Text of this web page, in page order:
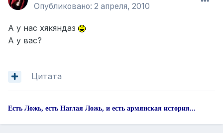
Опубликовано: 2 апреля, 2010
А у нас хякяндаз
А у вас?
Цитата
Есть Ложь, есть Наглая Ложь, и есть армянская история...